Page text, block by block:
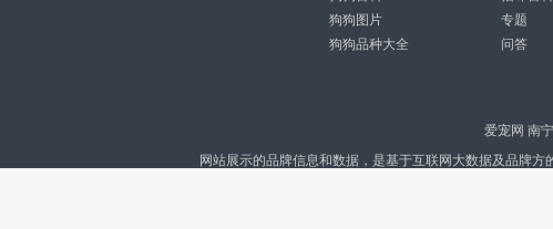
狗狗图片
专题
狗狗品种大全
问答
爱宠网 南
网站展示的品牌信息和数据，是基于互联网大数据及品牌